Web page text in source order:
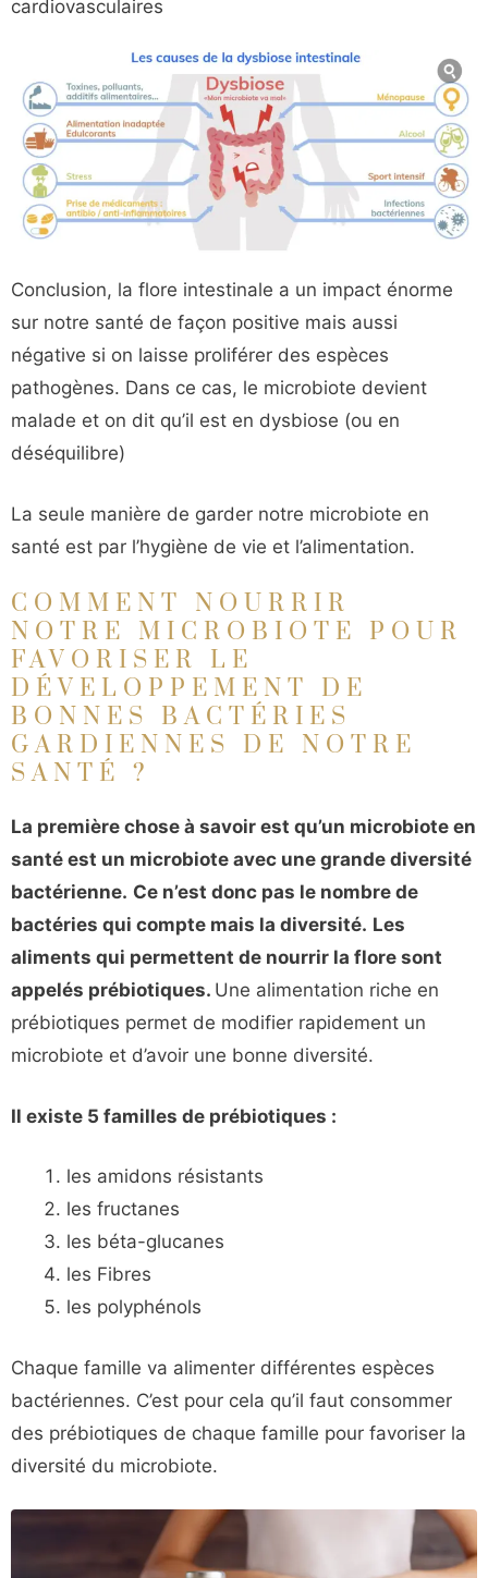
cardiovasculaires
Conclusion, la flore intestinale a un impact énorme
sur notre santé de façon positive mais aussi
négative si on laisse proliférer des espèces
pathogènes. Dans ce cas, le microbiote devient
malade et on dit qu’il est en dysbiose (ou en
déséquilibre)
La seule manière de garder notre microbiote en
santé est par l’hygiène de vie et l’alimentation.
COMMENT NOURRIR
NOTRE MICROBIOTE POUR
FAVORISER LE
DÉVELOPPEMENT DE
BONNES BACTÉRIES
GARDIENNES DE NOTRE
SANTÉ ?
La première chose à savoir est qu’un microbiote en
santé est un microbiote avec une grande diversité
bactérienne. Ce n’est donc pas le nombre de
bactéries qui compte mais la diversité. Les
aliments qui permettent de nourrir la flore sont
appelés prébiotiques. Une alimentation riche en
prébiotiques permet de modifier rapidement un
microbiote et d’avoir une bonne diversité.
Il existe 5 familles de prébiotiques :
les amidons résistants
les fructanes
les béta-glucanes
les Fibres
les polyphénols
Chaque famille va alimenter différentes espèces
bactériennes. C’est pour cela qu’il faut consommer
des prébiotiques de chaque famille pour favoriser la
diversité du microbiote.